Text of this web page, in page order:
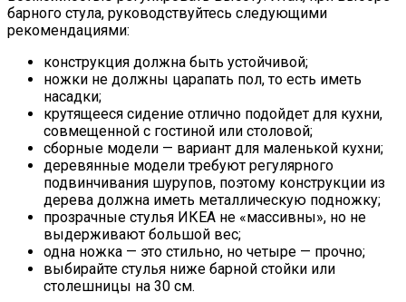
барного стула, руководствуйтесь следующими
рекомендациями:
конструкция должна быть устойчивой;
ножки не должны царапать пол, то есть иметь
насадки;
крутящееся сидение отлично подойдет для кухни,
совмещенной с гостиной или столовой;
сборные модели — вариант для маленькой кухни;
деревянные модели требуют регулярного
подвинчивания шурупов, поэтому конструкции из
дерева должна иметь металлическую подножку;
прозрачные стулья ИКЕА не «массивны», но не
выдерживают большой вес;
одна ножка — это стильно, но четыре — прочно;
выбирайте стулья ниже барной стойки или
столешницы на 30 см.